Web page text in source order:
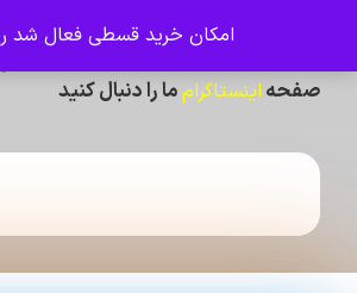
امکان خرید قسطی فعال شدرد کردن
اینستاگرامما را دنبال کنید